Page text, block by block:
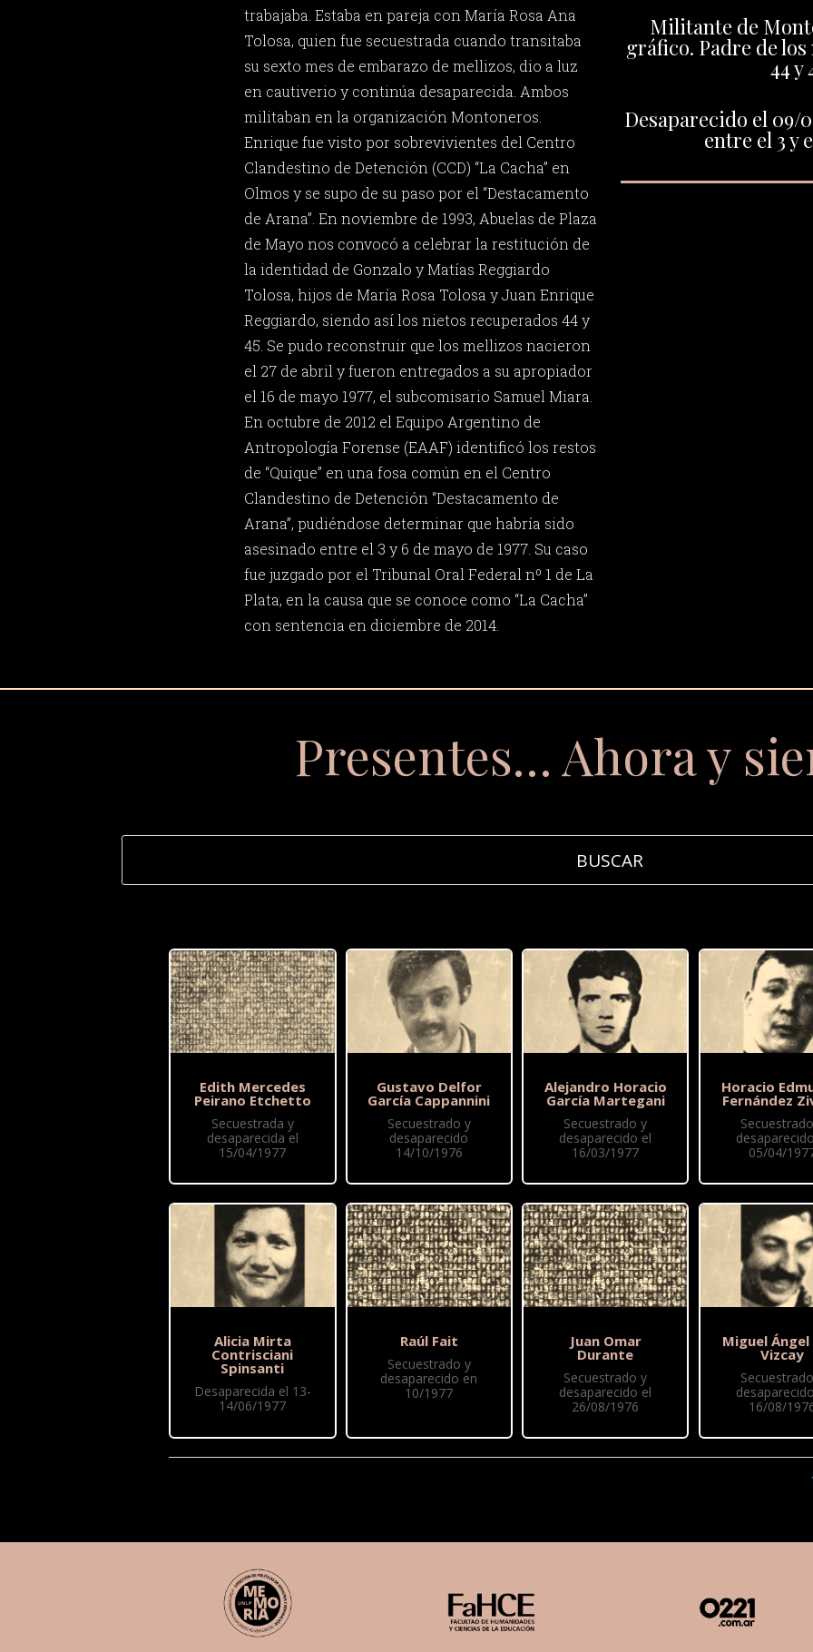
trabajaba. Estaba en pareja con María Rosa Ana
Tolosa, quien fue secuestrada cuando transitaba
su sexto mes de embarazo de mellizos, dio a luz
en cautiverio y continúa desaparecida. Ambos
militaban en la organización Montoneros.
Enrique fue visto por sobrevivientes del Centro
Clandestino de Detención (CCD) “La Cacha” en
Olmos y se supo de su paso por el “Destacamento
de Arana”. En noviembre de 1993, Abuelas de Plaza
de Mayo nos convocó a celebrar la restitución de
la identidad de Gonzalo y Matías Reggiardo
Tolosa, hijos de María Rosa Tolosa y Juan Enrique
Reggiardo, siendo así los nietos recuperados 44 y
45. Se pudo reconstruir que los mellizos nacieron
el 27 de abril y fueron entregados a su apropiador
el 16 de mayo 1977, el subcomisario Samuel Miara.
En octubre de 2012 el Equipo Argentino de
Antropología Forense (EAAF) identificó los restos
de “Quique” en una fosa común en el Centro
Clandestino de Detención “Destacamento de
Arana”, pudiéndose determinar que habría sido
asesinado entre el 3 y 6 de mayo de 1977. Su caso
fue juzgado por el Tribunal Oral Federal nº 1 de La
Plata, en la causa que se conoce como “La Cacha”
con sentencia en diciembre de 2014.
Militante de
gráfico. Padre de
44 y
Desaparecido el 09/
entre el 3 y
Presentes… Ahora y
Edith Mercedes
Peirano Etchetto
Secuestrada y
desaparecida el
15/04/1977
Alicia Mirta
Contrisciani
Spinsanti
Desaparecida el 13-
14/06/1977
Gustavo Delfor
García Cappannini
Secuestrado y
desaparecido
14/10/1976
Raúl Fait
Secuestrado y
desaparecido en
10/1977
Alejandro Horacio
García Martegani
Secuestrado y
desaparecido el
16/03/1977
Juan Omar
Durante
Secuestrado y
desaparecido el
26/08/1976
Horacio
Fernández
05/04/
Miguel Ángel
Vizcay
16/08/